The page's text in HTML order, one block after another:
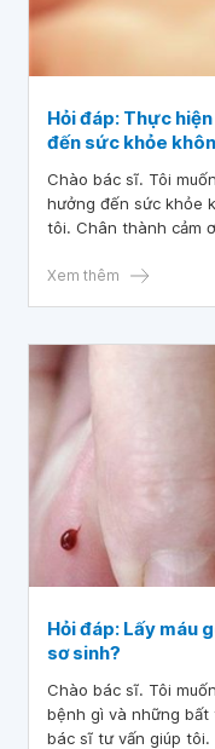
Hỏi đáp: Thực
đến sức khỏe
Chào bác sĩ. Tôi
hưởng đến sức khỏe
tôi. Chân thành cảm
Xem thêm
Hỏi đáp: Lấy máu
sơ sinh?
Chào bác sĩ. Tôi
bệnh gì và những
bác sĩ tư vấn giúp tôi.